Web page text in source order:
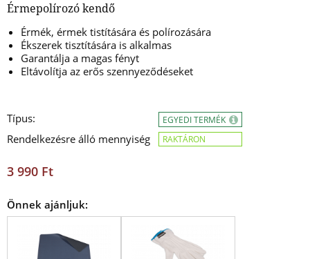
Érmepolírozó kendő
Érmék, érmek tistítására és polírozására
Ékszerek tisztítására is alkalmas
Garantálja a magas fényt
Eltávolítja az erős szennyeződéseket
Típus:
Rendelkezésre álló mennyiség
EGYEDI TERMÉK
RAKTÁRON
3 990 Ft
Önnek ajánljuk: